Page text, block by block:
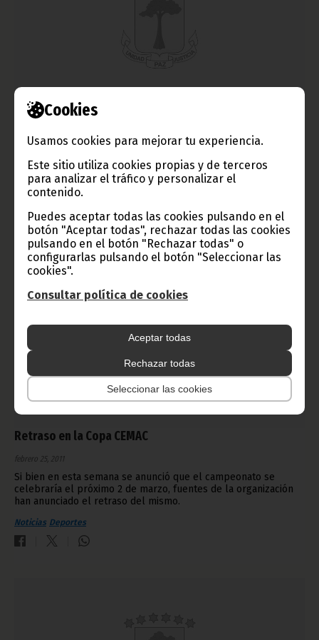
Cookies
Usamos cookies para mejorar tu experiencia.
Este sitio utiliza cookies propias y de terceros
para analizar el tráfico y personalizar el
contenido.
Puedes aceptar todas las cookies pulsando en el
botón "Aceptar todas", rechazar todas las cookies
pulsando en el botón "Rechazar todas" o
configurarlas pulsando el botón "Seleccionar las
cookies".
Consultar política de cookies
Aceptar todas
Rechazar todas
Seleccionar las cookies
Resultado de las elecciones para el Comité Ejecutivo
de la CAF
febrero 25, 2011
El acto de ceremonia de apertura de la 33ª Asamblea General
ordinaria de la CAF se llevó a cabo el pasado martes 22, en un
acto que fue presidido por el Presidente de la República de
Sudan, Omar Hassan el Bechir.
Noticias Deportes
Retraso en la Copa CEMAC
febrero 25, 2011
Si bien en esta semana se anunció que el campeonato se
celebraría el próximo 2 de marzo, fuentes de la organización
han anunciado el retraso del mismo.
Noticias Deportes